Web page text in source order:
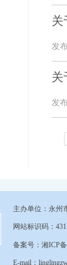
关
发
关
发
主办单位：永州
网站标识码：
备案号：湘ICP
E-mail：